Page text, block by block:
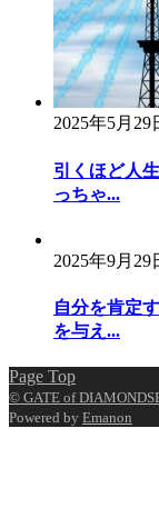
2025年5月29
引くほど人
っちゃ...
2025年9月29
自分を肯定
を与え...
Page Top
© GATE of
Powered by Emanon